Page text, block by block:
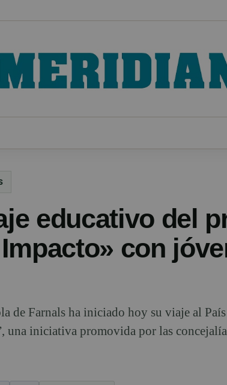
educativo del
con
de Farnals ha iniciado hoy su viaje al
una iniciativa promovida por las